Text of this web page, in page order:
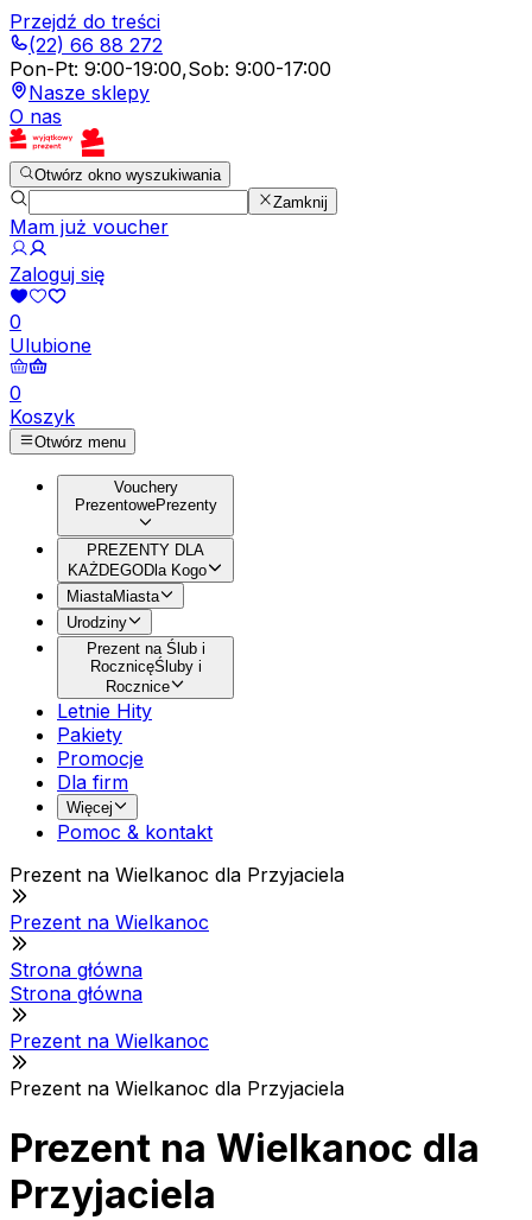
Przejdź do treści
(22) 66 88 272
Pon-Pt: 9:00-19:00,Sob: 9:00-17:00
Nasze sklepy
O nas
Otwórz okno wyszukiwania
Zamknij
Mam już voucher
Zaloguj się
0
Ulubione
0
Koszyk
Otwórz menu
Vouchery
PrezentowePrezenty
PREZENTY DLA
KAŻDEGODla Kogo
MiastaMiasta
Urodziny
Prezent na Ślub i
RocznicęŚluby i
Rocznice
Letnie Hity
Pakiety
Promocje
Dla firm
Więcej
Pomoc & kontakt
Prezent na Wielkanoc dla Przyjaciela
Prezent na Wielkanoc
Strona główna
Strona główna
Prezent na Wielkanoc
Prezent na Wielkanoc dla Przyjaciela
Prezent na Wielkanoc dla
Przyjaciela